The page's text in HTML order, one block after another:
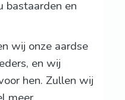
bastaarden en
wij onze aardse
en wij
hen. Zullen wij